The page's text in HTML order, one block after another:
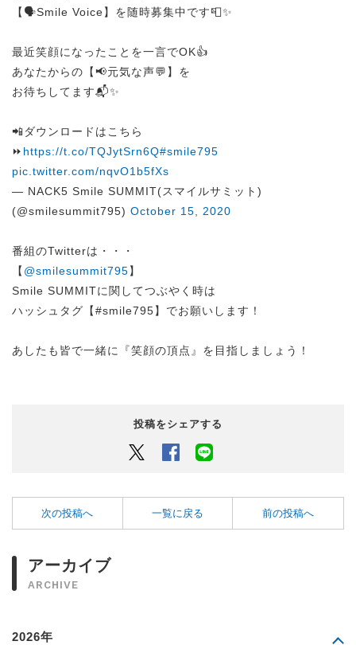
【🗣️Smile Voice】を随時募集中です📮✨
最近笑顔になったことを一言でOK👍
あなたからの【📢元気な声💬】を
お待ちしてます📬✨
📲ダウンロードはこちら
⏩ https://t.co/TQJytSrn6Q#smile795
pic.twitter.com/nqvO1b5fXs
— NACK5 Smile SUMMIT(スマイルサミット)
(@smilesummit795) October 15, 2020
番組のTwitterは・・・
【 @smilesummit795】
Smile SUMMITに関してつぶやく時は
ハッシュタグ【#smile795】でお願いします！
あしたも皆で一緒に『笑顔の頂点』を目指しましょう！
投稿をシェアする
Twitter Facebook
次の投稿へ 一覧に戻る 前の投稿へ
アーカイブ
ARCHIVE
2026年